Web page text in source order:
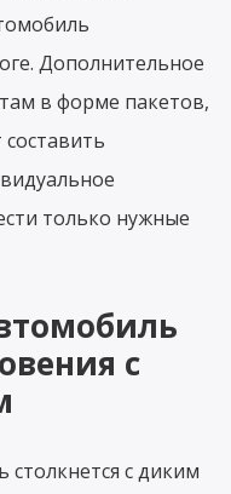
Дополнительное
в форме пакетов,
только нужные
с
с диким